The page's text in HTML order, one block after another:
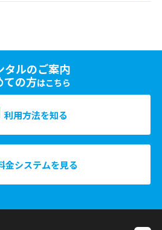
タルのご案内
ての方はこちら
利用方法を知る
金システムを見る